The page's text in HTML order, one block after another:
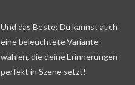
Und das Beste: Du kannst auch
eine beleuchtete Variante
wählen, die deine Erinnerungen
perfekt in Szene setzt!